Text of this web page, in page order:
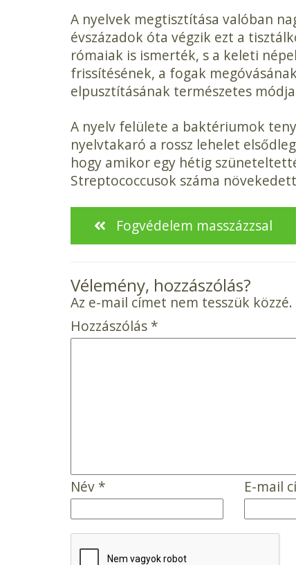
A nyelvek megtisztítása valóban
évszázadok óta végzik ezt a
rómaiak is ismerték, s a keleti
frissítésének, a fogak
elpusztításának természetes
A nyelv felülete a baktériumok
nyelvtakaró a rossz lehelet
hogy amikor egy hétig
Streptococcusok száma
Fogvédelem masszázzsal
Vélemény, hozzászólás?
Az e-mail címet nem tesszük közzé.
Hozzászólás *
Név * E-mail